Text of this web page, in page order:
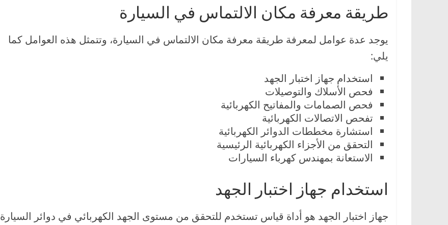
ل
س
ا
ج
د
ي
ة
طريقة معرفة مكان الالتماس في السيارة
يوجد عدة عوامل لمعرفة طريقة معرفة مكان الالتماس في السيارة، وتتمثل هذه العوامل كما
يلي:
استخدام جهاز اختبار الجهد
فحص الأسلاك والتوصيلات
فحص الصمامات والمفاتيح الكهربائية
تفحص الاتصالات الكهربائية
استشارة مخططات الدوائر الكهربائية
التحقق من الأجزاء الكهربائية الرئيسية
الاستعانة بمهندس كهرباء السيارات
استخدام جهاز اختبار الجهد
جهاز اختبار الجهد هو أداة قياس تستخدم للتحقق من مستوى الجهد الكهربائي في دوائر السيارة